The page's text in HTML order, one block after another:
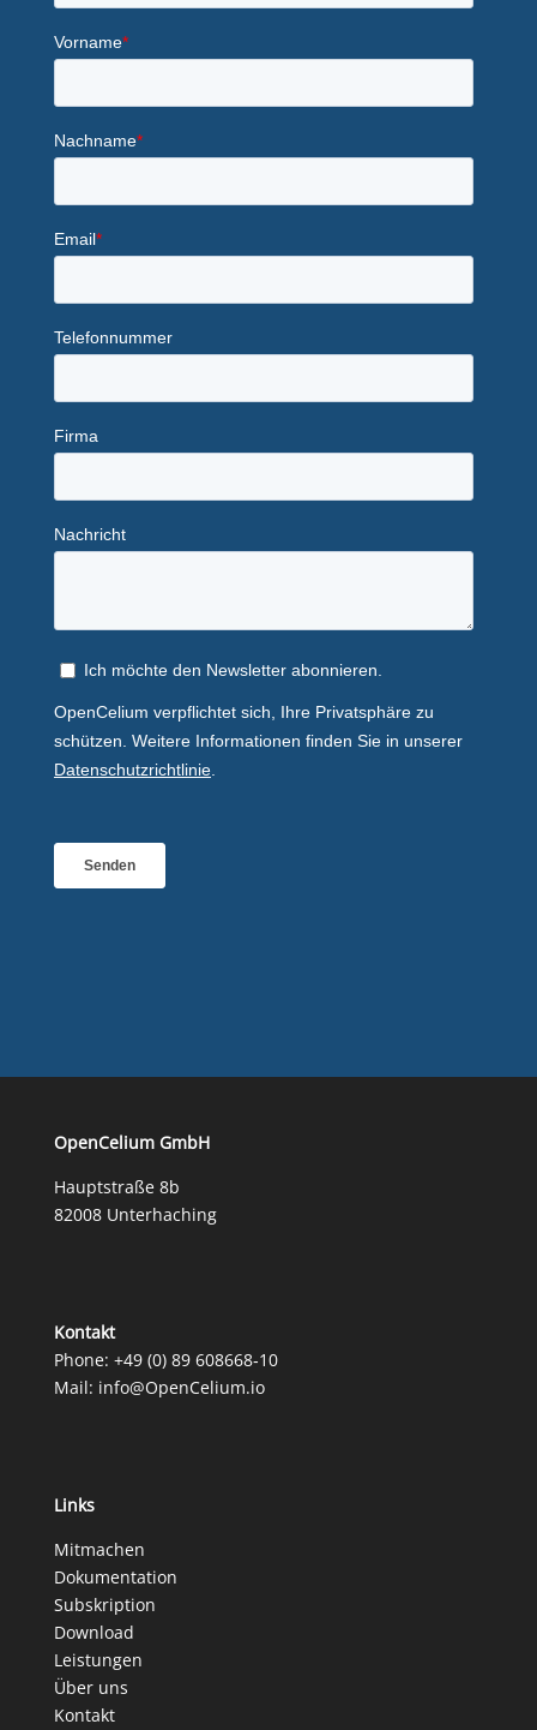
OpenCelium GmbH
Hauptstraße 8b
82008 Unterhaching
Kontakt
Phone: +49 (0) 89 608668‑10
Mail: info@OpenCelium.io
Links
Mitmachen
Dokumentation
Subskription
Download
Leistungen
Über uns
Kontakt